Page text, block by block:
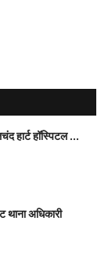
हार्ट हॉस्पिटल ...
थाना अधिकारी